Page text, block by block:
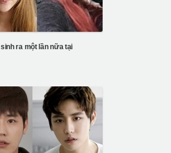
sinh ra một lần nữa tại